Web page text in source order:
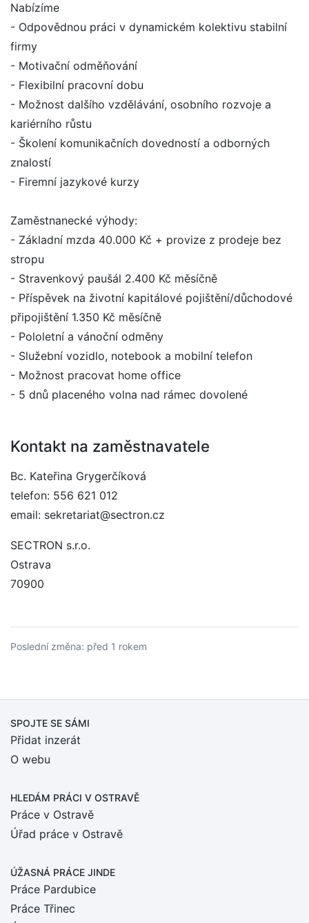
Nabízíme
- Odpovědnou práci v dynamickém kolektivu stabilní
firmy
- Motivační odměňování
- Flexibilní pracovní dobu
- Možnost dalšího vzdělávání, osobního rozvoje a
kariérního růstu
- Školení komunikačních dovedností a odborných
znalostí
- Firemní jazykové kurzy
Zaměstnanecké výhody:
- Základní mzda 40.000 Kč + provize z prodeje bez
stropu
- Stravenkový paušál 2.400 Kč měsíčně
- Příspěvek na životní kapitálové pojištění/důchodové
připojištění 1.350 Kč měsíčně
- Pololetní a vánoční odměny
- Služební vozidlo, notebook a mobilní telefon
- Možnost pracovat home office
- 5 dnů placeného volna nad rámec dovolené
Kontakt na zaměstnavatele
Bc. Kateřina Grygerčíková
telefon: 556 621 012
email: sekretariat@sectron.cz
SECTRON s.r.o.
Ostrava
70900
Poslední změna: před 1 rokem
SPOJTE SE SÁMI
Přidat inzerát
O webu
HLEDÁM PRÁCI V OSTRAVĚ
Práce v Ostravě
Úřad práce v Ostravě
ÚŽASNÁ PRÁCE JINDE
Práce Pardubice
Práce Třinec